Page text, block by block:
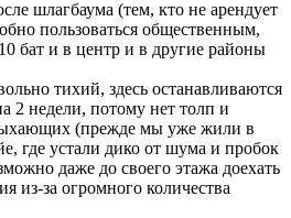
шлагбаума (тем, кто не арендует
пользоваться общественным,
бат и в центр и в другие районы
тихий, здесь останавливаются
2 недели, потому нет толп и
(прежде мы уже жили в
где устали дико от шума и пробок
даже до своего этажа доехать
из-за огромного количества